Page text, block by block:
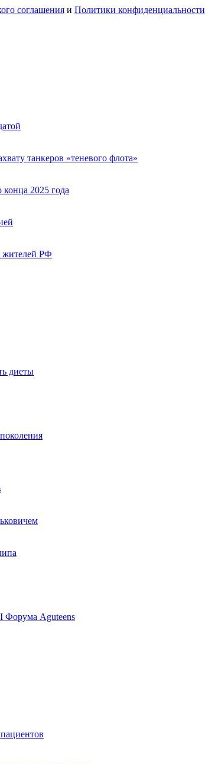
соглашения и Политики конфиденциальности
танкеров «теневого флота»
2025 года
жителей РФ
диеты
Форума Aguteens